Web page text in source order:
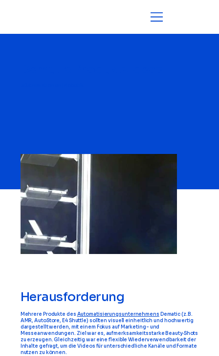
Herausforderung
Mehrere Produkte des Automatisierungsunternehmens Dematic (z.B.
AMR, AutoStore, E4 Shuttle) sollten visuell einheitlich und hochwertig
dargestellt werden, mit einem Fokus auf Marketing- und
Messeanwendungen. Ziel war es, aufmerksamkeitsstarke Beauty‑Shots
zu erzeugen. Gleichzeitig war eine flexible Wiederverwendbarkeit der
Inhalte gefragt, um die Videos für unterschiedliche Kanäle und Formate
nutzen zu können.